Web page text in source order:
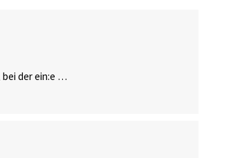
bei der ein:e …